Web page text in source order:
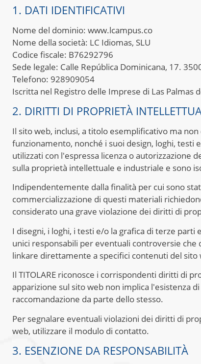
1. DATI IDENTIFICATIVI
Nome del dominio: www.lcampus.co
Nome della società: LC Idiomas, SLU
Codice fiscale: B76292796
Sede legale: Calle República Dominicana, 17.
Telefono: 928909054
Iscritta nel Registro delle Imprese di Las Palmas
2. DIRITTI DI PROPRIETÀ
Il sito web, inclusi, a titolo esemplificativo ma
funzionamento, nonché i suoi design, loghi, testi
utilizzati con l'espressa licenza o
sulla proprietà intellettuale e industriale e sono
Indipendentemente dalla finalità per cui sono
commercializzazione di questi materiali
considerato una grave violazione dei diritti di
I disegni, i loghi, i testi e/o la grafica di terze
unici responsabili per eventuali controversie che
linkare direttamente a specifici contenuti del sito
Il TITOLARE riconosce i corrispondenti diritti di
apparizione sul sito web non implica l'esistenza
raccomandazione da parte dello stesso.
Per segnalare eventuali violazioni dei diritti di
web, utilizzare il modulo di contatto.
3. ESENZIONE DA RESPONSABILITÀ